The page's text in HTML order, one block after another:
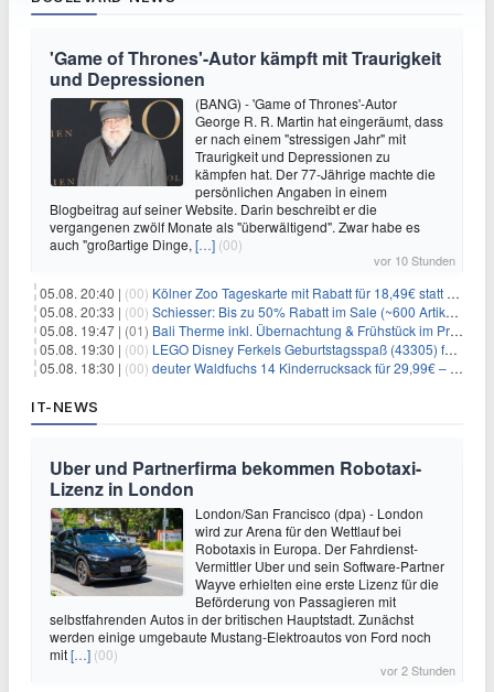
'Game of Thrones'-Autor kämpft mit Traurigkeit
und Depressionen
(BANG) - 'Game of Thrones'-Autor
George R. R. Martin hat eingeräumt, dass
er nach einem "stressigen Jahr" mit
Traurigkeit und Depressionen zu
kämpfen hat. Der 77-Jährige machte die
persönlichen Angaben in einem
Blogbeitrag auf seiner Website. Darin beschreibt er die
vergangenen zwölf Monate als "überwältigend". Zwar habe es
auch "großartige Dinge, […] (00)
vor 10 Stunden
05.08. 20:40 | (00) Kölner Zoo Tageskarte mit Rabatt für 18,49€ statt 29,50€ – einlösbar bis Dezember
05.08. 20:33 | (00) Schiesser: Bis zu 50% Rabatt im Sale (~600 Artikel zur Auswahl)
05.08. 19:47 | (01) Bali Therme inkl. Übernachtung & Frühstück im Premium Hotel (Bad Oeynhausen) ab 89€ p.P.
05.08. 19:30 | (00) LEGO Disney Ferkels Geburtstagsspaß (43305) für 29,10€
05.08. 18:30 | (00) deuter Waldfuchs 14 Kinderrucksack für 29,99€ – Amber-maple
IT-NEWS
Uber und Partnerfirma bekommen Robotaxi-
Lizenz in London
London/San Francisco (dpa) - London
wird zur Arena für den Wettlauf bei
Robotaxis in Europa. Der Fahrdienst-
Vermittler Uber und sein Software-Partner
Wayve erhielten eine erste Lizenz für die
Beförderung von Passagieren mit
selbstfahrenden Autos in der britischen Hauptstadt. Zunächst
werden einige umgebaute Mustang-Elektroautos von Ford noch
mit[…] (00)
vor 2 Stunden